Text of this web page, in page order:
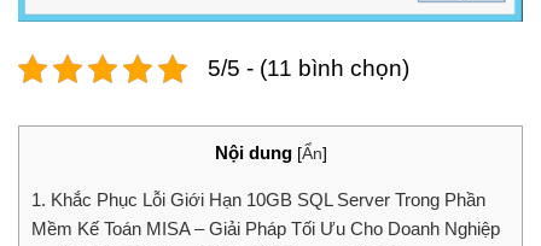
5/5 - (11 bình chọn)
Nội dung [Ẩn]
1. Khắc Phục Lỗi Giới Hạn 10GB SQL Server Trong Phần
Mềm Kế Toán MISA – Giải Pháp Tối Ưu Cho Doanh Nghiệp